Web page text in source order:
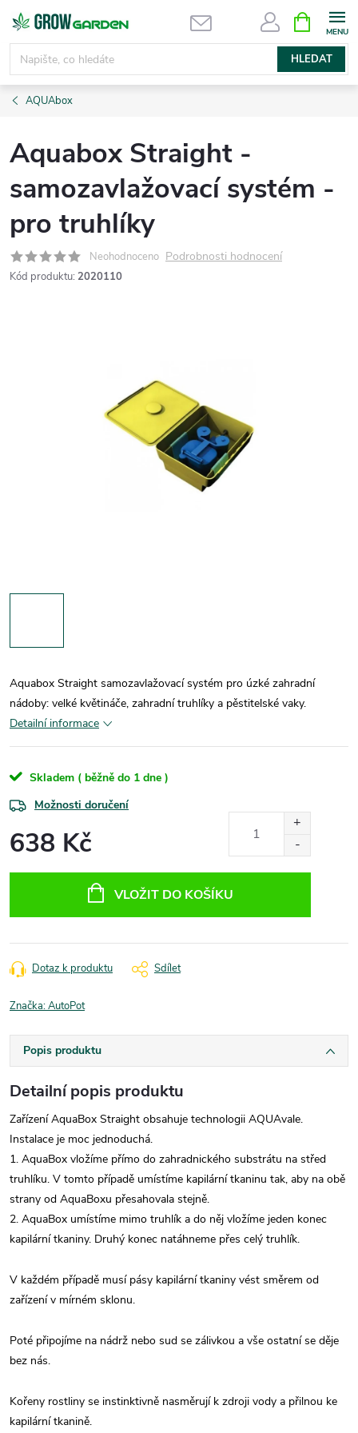
Přejít
obsah
HLEDAT
NÁKUPNÍ
KOŠÍK
AQUAbox
Aquabox Straight -
samozavlažovací systém -
pro truhlíky
Neohodnoceno Podrobnosti hodnocení
Kód produktu: 2020110
Aquabox Straight samozavlažovací systém pro úzké zahradní
nádoby: velké květináče, zahradní truhlíky a pěstitelské vaky.
Detailní informace
Skladem ( běžně do 1 dne )
Možnosti doručení
638 Kč
VLOŽIT DO KOŠÍKU
Dotaz k produktu Sdílet
Značka:AutoPot
Popis produktu
Detailní popis produktu
Zařízení AquaBox Straight obsahuje technologii AQUAvale.
Instalace je moc jednoduchá.
1. AquaBox vložíme přímo do zahradnického substrátu na střed
truhlíku. V tomto případě umístíme kapilární tkaninu tak, aby na obě
strany od AquaBoxu přesahovala stejně.
2. AquaBox umístíme mimo truhlík a do něj vložíme jeden konec
kapilární tkaniny. Druhý konec natáhneme přes celý truhlík.
V každém případě musí pásy kapilární tkaniny vést směrem od
zařízení v mírném sklonu.
Poté připojíme na nádrž nebo sud se zálivkou a vše ostatní se děje
bez nás.
Kořeny rostliny se instinktivně nasměrují k zdroji vody a přilnou ke
kapilární tkanině.